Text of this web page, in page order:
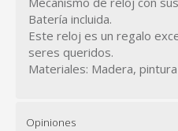
Batería incluida.
Este reloj es un regalo
seres queridos.
Materiales: Madera, pintura
Opiniones